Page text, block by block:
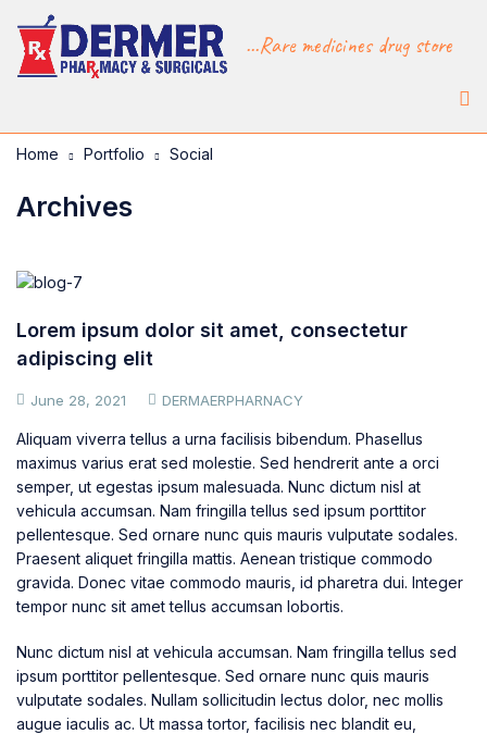
...Rare medicines drug store
Archives
Home Portfolio Social
Lorem ipsum dolor sit amet, consectetur
adipiscing elit
June 28, 2021 DERMAERPHARNACY
Aliquam viverra tellus a urna facilisis bibendum. Phasellus
maximus varius erat sed molestie. Sed hendrerit ante a orci
semper, ut egestas ipsum malesuada. Nunc dictum nisl at
vehicula accumsan. Nam fringilla tellus sed ipsum porttitor
pellentesque. Sed ornare nunc quis mauris vulputate sodales.
Praesent aliquet fringilla mattis. Aenean tristique commodo
gravida. Donec vitae commodo mauris, id pharetra dui. Integer
tempor nunc sit amet tellus accumsan lobortis.
Nunc dictum nisl at vehicula accumsan. Nam fringilla tellus sed
ipsum porttitor pellentesque. Sed ornare nunc quis mauris
vulputate sodales. Nullam sollicitudin lectus dolor, nec mollis
augue iaculis ac. Ut massa tortor, facilisis nec blandit eu,